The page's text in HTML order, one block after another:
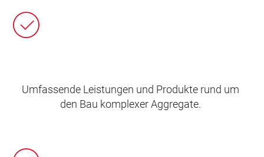
Umfassende Leistungen und Produkte rund um
den Bau komplexer Aggregate.